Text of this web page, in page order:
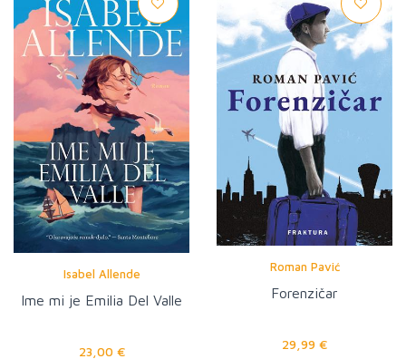
Isabel Allende
Ime mi je Emilia Del Valle
23,00 €
Roman Pavić
Forenzičar
29,99 €